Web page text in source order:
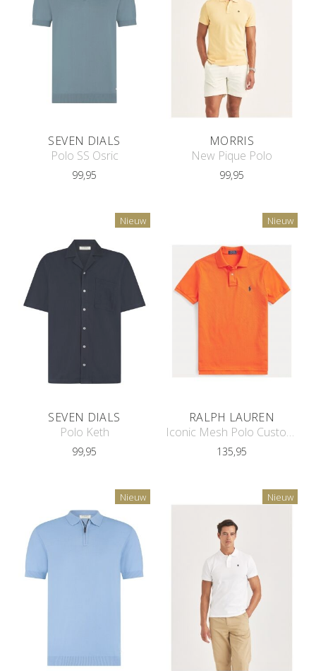
SEVEN DIALS
Polo SS Osric
99,95
MORRIS
New Pique Polo
99,95
SEVEN DIALS
Polo Keth
99,95
Nieuw
RALPH LAUREN
Iconic Mesh Polo Custom Slim Fit
135,95
Nieuw
Nieuw Nieuw